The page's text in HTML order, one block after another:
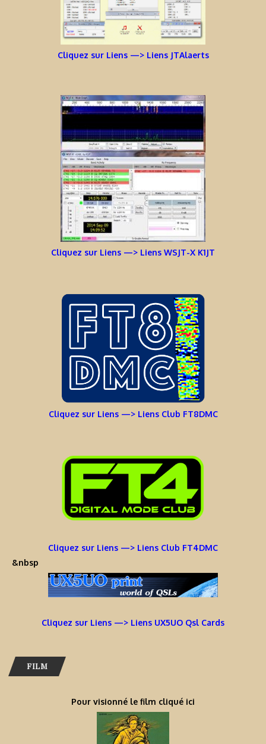
Cliquez sur Liens —> Liens JTAlaerts
Cliquez sur Liens —> Liens WSJT-X K1JT
Cliquez sur Liens —> Liens Club FT8DMC
Cliquez sur Liens —> Liens Club FT4DMC
&nbsp
Cliquez sur Liens —> Liens UX5UO Qsl Cards
FILM
Pour visionné le film cliqué ici